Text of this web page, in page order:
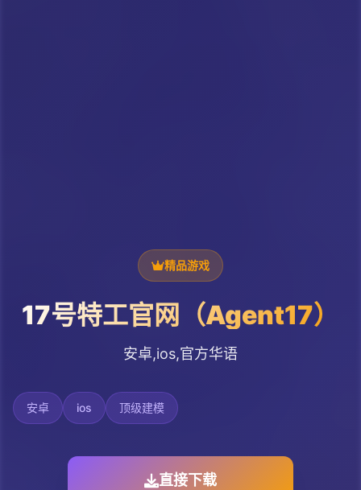
精品游戏
17号特工官网（Agent17）
安卓,ios,官方华语
安卓 ios 顶级建模
直接下载